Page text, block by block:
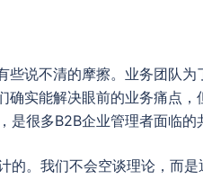
些说不清的摩擦。业务团队
确实能解决眼前的业务痛点
很多B2B企业管理者面临的
的。我们不会空谈理论，而